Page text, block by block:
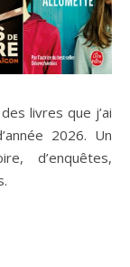
2026. Un
d’enquêtes,